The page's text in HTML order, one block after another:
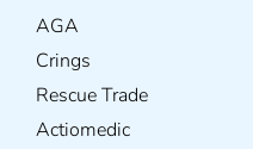
AGA
Crings
Rescue Trade
Actiomedic